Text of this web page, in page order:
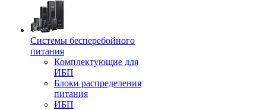
Системы бесперебойного
питания
Комплектующие для
ИБП
Блоки распределения
питания
ИБП